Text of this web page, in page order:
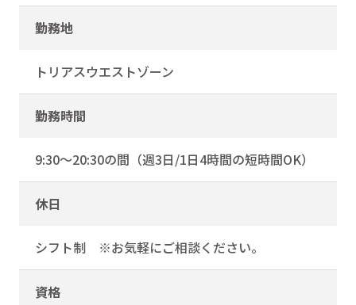
勤務地
トリアスウエストゾーン
勤務時間
9:30～20:30の間（週3日/1日4時間の短時間OK）
休日
シフト制 ※お気軽にご相談ください。
資格